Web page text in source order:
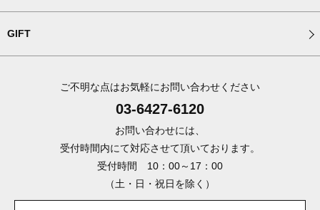
GIFT
ご不明な点はお気軽にお問い合わせください
03-6427-6120
お問い合わせには、
受付時間内にて対応させて頂いております。
受付時間 10：00～17：00
（土・日・祝日を除く）